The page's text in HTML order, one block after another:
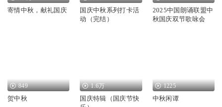
寄情中秋，献礼国庆
国庆中秋系列打卡活
动（完结）
2025中国朗诵联盟中
秋国庆双节歌咏会
849
贺中秋
1.6万
国庆特辑（国庆节快
1225
中秋闲谭